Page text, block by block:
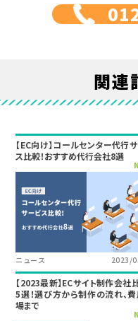
関連
【EC向け】コールセンター代行
ス比較！おすすめ代行会社8選
ニュース 2023/
【2023最新】ECサイト制作会社
5選！選び方から制作の流れ、
場まで